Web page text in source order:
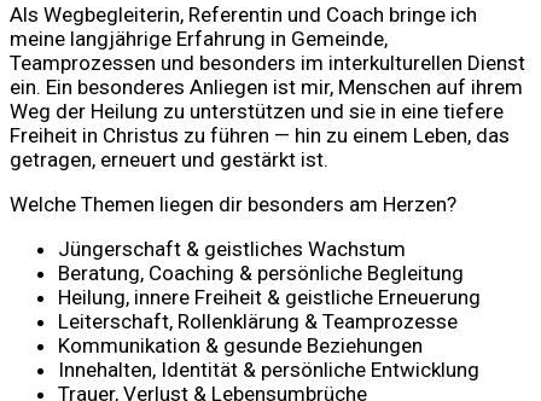
Als Wegbegleiterin, Referentin und Coach bringe ich
meine langjährige Erfahrung in Gemeinde,
Teamprozessen und besonders im interkulturellen Dienst
ein. Ein besonderes Anliegen ist mir, Menschen auf ihrem
Weg der Heilung zu unterstützen und sie in eine tiefere
Freiheit in Christus zu führen — hin zu einem Leben, das
getragen, erneuert und gestärkt ist.
Welche Themen liegen dir besonders am Herzen?
Jüngerschaft & geistliches Wachstum
Beratung, Coaching & persönliche Begleitung
Heilung, innere Freiheit & geistliche Erneuerung
Leiterschaft, Rollenklärung & Teamprozesse
Kommunikation & gesunde Beziehungen
Innehalten, Identität & persönliche Entwicklung
Trauer, Verlust & Lebensumbrüche